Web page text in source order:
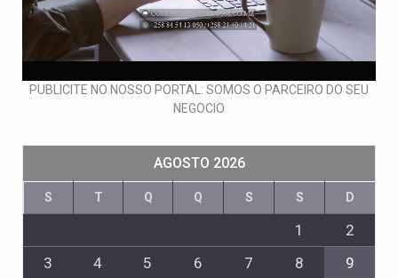
PUBLICITE NO NOSSO PORTAL: SOMOS O PARCEIRO DO SEU
NEGOCIO
AGOSTO 2026
S T Q Q S S D
1
2
3
4 5 6 7 8
9